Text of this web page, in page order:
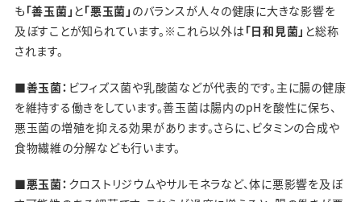
も「善玉菌」 と「悪玉菌」 のバランスが人々の健康に大きな影響を
及ぼすことが知られています。※これら以外は 「日和見菌」 と総称
されます。
■善玉菌： ビフィズス菌や乳酸菌などが代表的です。主に腸の健康
を維持する働きをしています。善玉菌は腸内のpHを酸性に保ち、
悪玉菌の増殖を抑える効果があります。さらに、ビタミンの合成や
食物繊維の分解なども行います。
■悪玉菌： クロストリジウムやサルモネラなど、体に悪影響を及ぼ